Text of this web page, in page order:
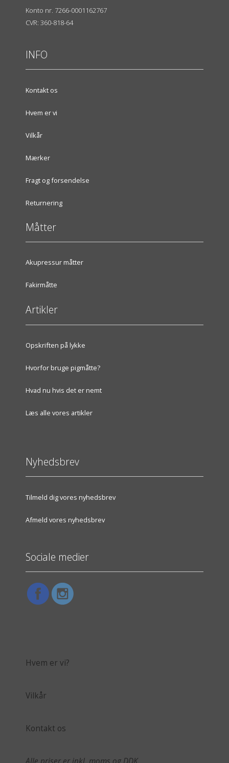
Konto nr. 7266-0001162767
CVR: 360-818-64
INFO
Kontakt os
Hvem er vi
Vilkår
Mærker
Fragt og forsendelse
Returnering
Måtter
Akupressur måtter
Fakirmåtte
Artikler
Opskriften på lykke
Hvorfor bruge pigmåtte?
Hvad nu hvis det er nemt
Læs alle vores artikler
Nyhedsbrev
Tilmeld dig vores nyhedsbrev
Afmeld vores nyhedsbrev
Sociale medier
Hvem er vi?
Vilkår
Kontakt os